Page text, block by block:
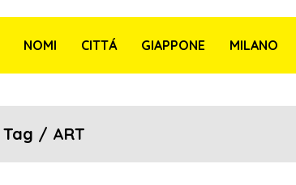
NOMI CITTÁ GIAPPONE MILANO
Tag / ART